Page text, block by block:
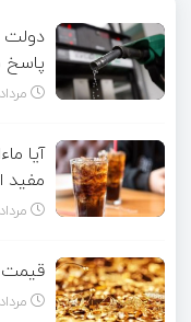
دولت
پاسخ
مرداد ۱۸, ۱۴۰۵
آیا
مرداد ۱۸, ۱۴۰۵
قیمت
مرداد ۱۸, ۱۴۰۵